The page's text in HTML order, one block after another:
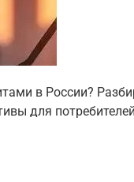
в России?
для